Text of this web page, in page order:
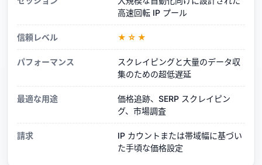
高速回転 IP プール
信頼レベル ★☆★
パフォーマンス
スクレイピングと大量のデータ収
集のための超低遅延
最適な用途
価格追跡、SERP スクレイピン
グ、市場調査
請求
IP カウントまたは帯域幅に基づい
た手頃な価格設定